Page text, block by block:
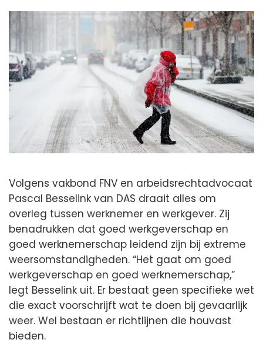
Volgens vakbond FNV en arbeidsrechtadvocaat
Pascal Besselink van DAS draait alles om
overleg tussen werknemer en werkgever. Zij
benadrukken dat goed werkgeverschap en
goed werknemerschap leidend zijn bij extreme
weersomstandigheden. “Het gaat om goed
werkgeverschap en goed werknemerschap,”
legt Besselink uit. Er bestaat geen specifieke wet
die exact voorschrijft wat te doen bij gevaarlijk
weer. Wel bestaan er richtlijnen die houvast
bieden.